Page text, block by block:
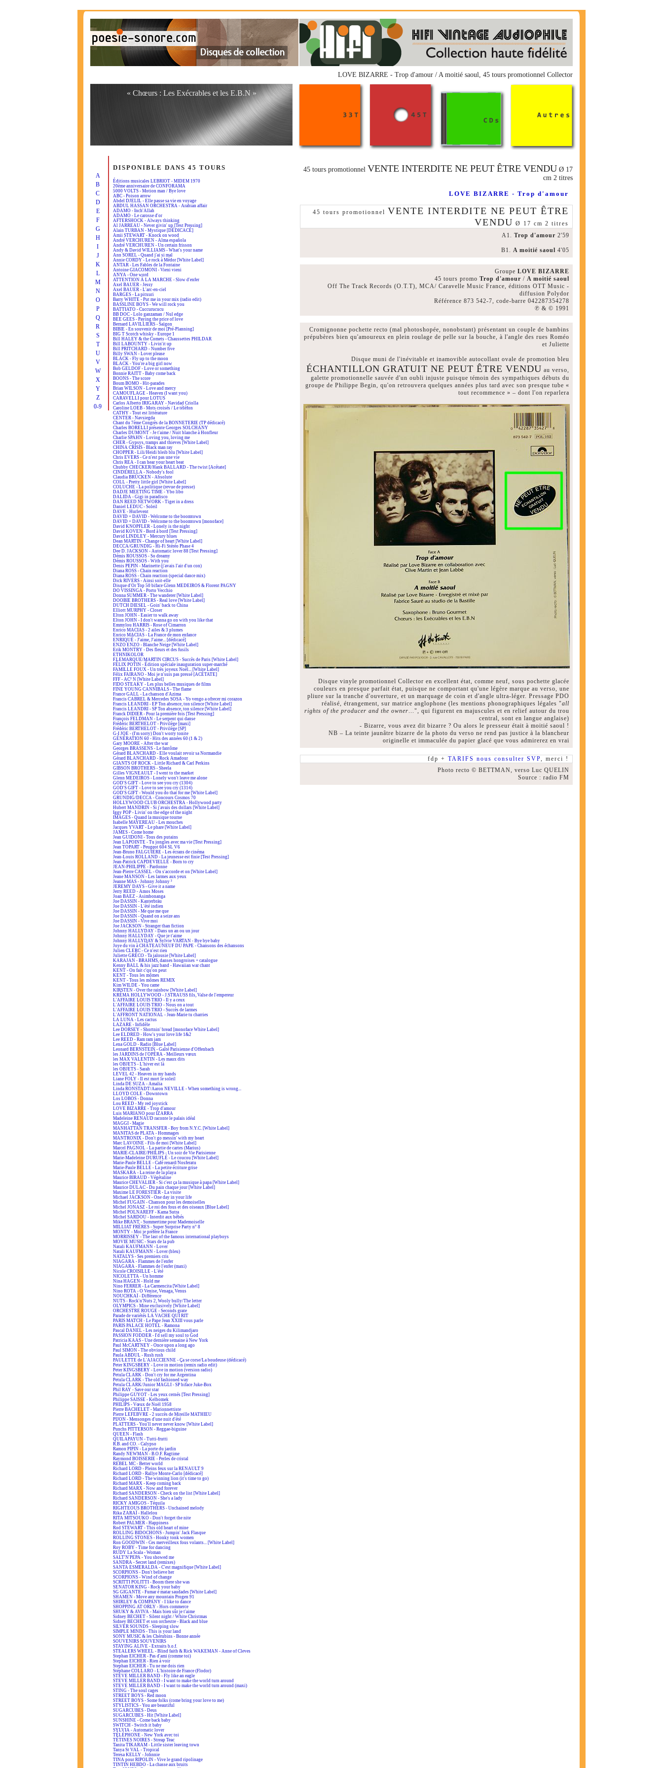
LOVE BIZARRE - Trop d'amour / A moitié saoul, 45 tours promotionnel Collector
« Chœurs : Les Exécrables et les E.B.N »
A
B
C
D
E
F
G
H
I
J
K
L
M
N
O
P
Q
R
S
T
U
V
W
X
Y
Z
0-9
DISPONIBLE DANS 45 TOURS
Éditions musicales LEBRIOT - MIDEM 1970
20ème anniversaire de CONFORAMA
5000 VOLTS - Motion man / Bye love
ABC - Poison arrow
Abdel DJELIL - Elle passe sa vie en voyage
ABDUL HASSAN ORCHESTRA - Arabian affair
ADAMO - Inch'Allah
ADAMO - Le carosse d'or
AFTERSHOCK - Always thinking
Al JARREAU - Never givin' up [Test Pressing]
Alain TURBAN - Mystique [DÉDICACÉ]
Amii STEWART - Knock on wood
André VERCHUREN - Alma española
André VERCHUREN - Un certain frisson
Andy & David WILLIAMS - What's your name
Ann SOREL - Quand j'ai si mal
Annie CORDY - Le rock à Médor [White Label]
ANTAR - Les Fables de la Fontaine
Antoine GIACOMONI - Vieni vieni
ANYA - One word
ATTENTION À LA MARCHE - Slow d'enfer
Axel BAUER - Jessy
Axel BAUER - L'arc-en-ciel
BARGES - La pitxuri
Barry WHITE - Put me in your mix (radio edit)
BASSLINE BOYS - We will rock you
BATTIATO - Cuccurucucu
BB DOC - Lolo ganzaman / Nul edge
BEE GEES - Paying the price of love
Bernard LAVILLIERS - Saïgon
BIBIE - En souvenir de moi [Pré-Planning]
BIG T Scotch whisky - Europe 1
Bill HALEY & the Comets - Chaussettes PHILDAR
Bill LABOUNTY - Livin'it up
Bill PRITCHARD - Number five
Billy SWAN - Lover please
BLACK - Fly up to the moon
BLACK - You're a big girl now
Bob GELDOF - Love or something
Bonnie RAITT - Baby come back
BOONS - The score
Boum BOMO - Hit-parades
Brian WILSON - Love and mercy
CAMOUFLAGE - Heaven (I want you)
CARAVELLI pour LOTUS
Carlos Alberto IRIGARAY - Navidad Criolla
Caroline LOEB - Mots croisés / Le téléfon
CATHY - Tout est littérature
CENTER - Navsiegda
Chant du 7ème Congrès de la BONNETERIE (TP dédicacé)
Charles BORELLI présente Georges SOLCHANY
Charles DUMONT - Je t'aime / Nuit blanche à Honfleur
Charlie SPAHN - Loving you, loving me
CHER - Gypsys, tramps and thieves [White Label]
CHINA CRISIS - Black man ray
CHOPPER - Lili/Heidi bleib blu [White Label]
Chris EVERS - Ce n'est pas une vie
Chris REA - I can hear your heart beat
Chubby CHECKER/Hank BALLARD - The twist [Acétate]
CINDERELLA - Nobody's fool
Claudia BRÜCKEN - Absolute
COLL - Pretty little girl [White Label]
COLUCHE - La politique (revue de presse)
DADJE MEETING TIME - Ybo libo
DALIDA - Gigi in paradisco
DAN REED NETWORK - Tiger in a dress
Daniel LEDUC - Soleil
DAVE - Hurlevent
DAVID + DAVID - Welcome to the boomtown
DAVID + DAVID - Welcome to the boomtown [monoface]
David KNOPFLER - Lonely is the night
David KOVEN - Bord à bord [Test Pressing]
David LINDLEY - Mercury blues
Dean MARTIN - Change of heart [White Label]
DECCA/GRUNDIG - Hi-Fi Stéréo Phase 4
Dee D. JACKSON - Automatic lover 88 [Test Pressing]
Démis ROUSSOS - So dreamy
Démis ROUSSOS - With you
Denis PEPIN - Marinette (j'avais l'air d'un con)
Diana ROSS - Chain reaction
Diana ROSS - Chain reaction (special dance mix)
Dick RIVERS - Ainsi soit-elle
Disque d'Or Top 50 biface Glenn MEDEIROS & Florent PAGNY
DO VISSINGA - Porto Vecchio
Donna SUMMER - The wanderer [White Label]
DOOBIE BROTHERS - Real love [White Label]
DUTCH DIESEL - Goin' back to China
Elliott MURPHY - Closer
Elton JOHN - Easier to walk away
Elton JOHN - I don't wanna go on with you like that
Emmylou HARRIS - Rose of Cimarron
Enrico MACIAS - 2 ailes & 3 plumes
Enrico MACIAS - La France de mon enfance
ENRIQUÉ - J'aime, J'aime... [dédicacé]
ENZO ENZO - Blanche Neige [White Label]
Erik MONTRY - Des fleurs et des fusils
ETHNIKOLOR
F.LEMARQUE/MARTIN CIRCUS - Succès de Paris [White Label]
FÉLIX POTIN - Édition spéciale inauguration super-marché
FAMILLE FOUX - Un très joyeux Noël... [White Label]
Félix FAIRANO - Moi je n'suis pas pressé [ACÉTATE]
FFF - AC² N [White Label]
FIDO STEAKY - Les plus belles musiques de films
FINE YOUNG CANNIBALS - The flame
France GALL - La chanson d'Azima
Francis CABREL & Mercedes SOSA - Yo vengo a ofrecer mi corazon
Francis LEANDRI - EP Ton absence, ton silence [White Label]
Francis LEANDRI - SP Ton absence, ton silence [White Label]
Franck DIDIER - Pour la première fois [Test Pressing]
François FELDMAN - Le serpent qui danse
Frédéric BERTHELOT - Privilège [maxi]
Frédéric BERTHELOT - Privilège [SP]
G-I JOE - (I'm sorry) Don't worry tonite
GÉNÉRATION 60 - Hits des années 60 (1 & 2)
Gary MOORE - After the war
Georges BRASSENS - Le fantôme
Gérard BLANCHARD - Elle voulait revoir sa Normandie
Gérard BLANCHARD - Rock Amadour
GIANTS OF ROCK - Little Richard & Carl Perkins
GIBSON BROTHERS - Sheela
Gilles VIGNEAULT - I went to the market
Glenn MEDEIROS - Lonely won't leave me alone
GOD'S GIFT - Love to see you cry (1304)
GOD'S GIFT - Love to see you cry (1314)
GOD'S GIFT - Would you do that for me [White Label]
GRUNDIG/DECCA - Concours Cosmos 70
HOLLYWOOD CLUB ORCHESTRA - Hollywood party
Hubert MANDRIN - Si j'avais des dollars [White Label]
Iggy POP - Livin' on the edge of the night
IMAGES - Quand la musique tourne
Isabelle MAYEREAU - Les mouches
Jacques YVART - Le phare [White Label]
JAMES - Come home
Jean GUIDONI - Tous des putains
Jean LAPOINTE - Tu jongles avec ma vie [Test Pressing]
Jean TOPART - Peugeot 604 SL V6
Jean-Bruno FALGUIÈRE - Les écrans de cinéma
Jean-Louis ROLLAND - La jeunesse est finie [Test Pressing]
Jean-Patrick CAPDEVIELLE - Born to cry
JEAN-PHILIPPE - Pardonne
Jean-Pierre CASSEL - On s'accorde et on [White Label]
Jeane MANSON - Les larmes aux yeux
Jeanne MAS - Johnny Johnny ²
JEREMY DAYS - Give it a name
Jerry REED - Amos Moses
Joan BAEZ - Asimbonanga
Joe DASSIN - Kanterbräu
Joe DASSIN - L'été indien
Joe DASSIN - Me que me que
Joe DASSIN - Quand on a seize ans
Joe DASSIN - Vive moi
Joe JACKSON - Stranger than fiction
Johnny HALLYDAY - Dans un an ou un jour
Johnny HALLYDAY - Que je t'aime
Johnny HALLYDAY & Sylvie VARTAN - Bye bye baby
Joye du vin à CHÂTEAUNEUF DU PAPE - Chansons des échansons
Julien CLERC - Ce n'est rien
Juliette GRÉCO - Ta jalousie [White Label]
KARAJAN - BRAHMS, danses hongroises + catalogue
Kenny BALL & his jazz band - Hawaiian war chant
KENT - On fait c'qu'on peut
KENT - Tous les mômes
KENT - Tous les mômes REMIX
Kim WILDE - You came
KIRSTEN - Over the rainbow [White Label]
KRÉMA HOLLYWOOD - J.STRAUSS fils, Valse de l'empereur
L'AFFAIRE LOUIS TRIO - Il y a ceux
L'AFFAIRE LOUIS TRIO - Nous on a tout
L'AFFAIRE LOUIS TRIO - Succès de larmes
L'AFFRONT NATIONAL - Jean-Marie tu charries
LA LUNA - Les cactus
LAZARE - Infidèle
Lee DORSEY - Shortnin' bread [monoface White Label]
Lee ELDRED - How's your love life 1&2
Lee REED - Ram ram jam
Lena GOLD - Radio [Blue Label]
Leonard BERNSTEIN - Gaîté Parisienne d'Offenbach
les JARDINS de l'OPÉRA - Meilleurs vœux
les MAX VALENTIN - Les maux dits
les OBJETS - L'hiver est là
les OBJETS - Sarah
LEVEL 42 - Heaven in my hands
Liane FOLY - Il est mort le soleil
Linda DE SUZA - Amalia
Linda RONSTADT/Aaron NEVILLE - When something is wrong...
LLOYD COLE - Downtown
Los LOBOS - Donna
Lou REED - My red joystick
LOVE BIZARRE - Trop d'amour
Luis MARIANO pour IZARRA
Madeleine RENAUD raconte le palais idéal
MAGGI - Magie
MANHATTAN TRANSFER - Boy from N.Y.C. [White Label]
MANITAS de PLATA - Hommages
MANTRONIX - Don't go messin' with my heart
Marc LAVOINE - Fils de moi [White Label]
Marcel PAGNOL - La partie de cartes (Marius)
MARIE-CLAIRE/PHILIPS - Un soir de Vie Parisienne
Marie-Madeleine DURUFLÉ - Le coucou [White Label]
Marie-Paule BELLE - Café renard/Nosferatu
Marie-Paule BELLE - La petite écriture grise
MASKARA - La reine de la playa
Maurice BIRAUD - Végétaline
Maurice CHEVALIER - Si c'est ça la musique à papa [White Label]
Maurice DULAC - Du pain chaque jour [White Label]
Maxime LE FORESTIER - La visite
Michael JACKSON - One day in your life
Michel FUGAIN - Chanson pour les demoiselles
Michel JONASZ - Le roi des fous et des oiseaux [Blue Label]
Michel POLNAREFF - Kama Sutra
Michel SARDOU - Interdit aux bébés
Mike BRANT - Summertime pour Mademoiselle
MILLIAT FRÈRES - Super Surprise Party n° 8
MONTY - Moi je préfère la France
MORRISSEY - The last of the famous international playboys
MOVIE MUSIC - Stars de la pub
Natali KAUFMANN - Lover
Natali KAUFMANN - Lover (bleu)
NATALYS - Ses premiers cris
NIAGARA - Flammes de l'enfer
NIAGARA - Flammes de l'enfer (maxi)
Nicole CROISILLE - L'été
NICOLETTA - Un homme
Nina HAGEN - Hold me
Nino FERRER - La Carmencita [White Label]
Nino ROTA - O Venise, Venaga, Venus
NOUCHKAÏ - Différence
NUTS - Rock'n'Nuts 2, Wooly bully/The letter
OLYMPICS - Mine exclusively [White Label]
ORCHESTRE ROUGE - Seconds grate
Parade de variétés LA VACHE QUI RIT
PARIS MATCH - Le Pape Jean XXIII vous parle
PARIS PALACE HOTEL - Ramona
Pascal DANEL - Les neiges du Kilimandjaro
PASSION FODDER - I'd sell my soul to God
Patricia KAAS - Une dernière semaine à New York
Paul McCARTNEY - Once upon a long ago
Paul SIMON - The obvious child
Paula ABDUL - Rush rush
PAULETTE de L'AJACCIENNE - Ça se corse/La boudeuse (dédicacé)
Peter KINGSBERY - Love in motion (remix radio edit)
Peter KINGSBERY - Love in motion (version radio)
Petula CLARK - Don't cry for me Argentina
Petula CLARK - The old fashioned way
Petula CLARK/Junior MAGLI - SP biface Juke-Box
Phil RAY - Save our star
Philippe GUYOT - Les yeux cernés [Test Pressing]
Philippe SAISSE - Kelbomek
PHILIPS - Vœux de Noël 1958
Pierre BACHELET - Marionnettiste
Pierre LEFEBVRE - 2 succès de Mireille MATHIEU
PIJON - Mensonges d'une nuit d'été
PLATTERS - You'll never never know [White Label]
Punchs PITTERSON - Reggae-biguine
QUEEN - Flash
QUILAPAYUN - Tutti-frutti
R.B. and CO. - Calypso
Ramon PIPIN - La porte du jardin
Randy NEWMAN - B.O.F. Ragtime
Raymond BOISSERIE - Perles de cristal
REBEL MC - Better world
Richard LORD - Pleins feux sur la RENAULT 9
Richard LORD - Rallye Monte-Carlo [dédicacé]
Richard LORD - The winning lion (it's time to go)
Richard MARX - Keep coming back
Richard MARX - Now and forever
Richard SANDERSON - Check on the list [White Label]
Richard SANDERSON - She's a lady
RICKY AMIGOS - Téquila
RIGHTEOUS BROTHERS - Unchained melody
Rika ZARAÏ - Hallelou
RITA MITSOUKO - Don't forget the nite
Robert PALMER - Happiness
Rod STEWART - This old heart of mine
ROLLING BIDOCHONS - Jumpin' Jack Flasque
ROLLING STONES - Honky tonk women
Ron GOODWIN - Ces merveilleux fous volants... [White Label]
Roy ROBY - Time for dancing
RUDY La Scala - Woman
SALT'N'PEPA - You showed me
SANDRA - Secret land (remixes)
SANTA ESMERALDA - C'est magnifique [White Label]
SCORPIONS - Don't believe her
SCORPIONS - Wind of change
SCRITTI POLITTI - Boom there she was
SENATOR KING - Rock your baby
SG GIGANTE - Fumar é matar saudades [White Label]
SHAMEN - Move any mountain Progen 91
SHIRLEY & COMPANY - I like to dance
SHOPPING AT ORLY - Hors commerce
SHUKY & AVIVA - Mais bien sûr je t'aime
Sidney BECHET - Silent night / White Christmas
Sidney BECHET et son orchestre - Black and blue
SILVER SOUNDS - Sleeping slow
SIMPLE MINDS - This is your land
SONY MUSIC & les Chérubins - Bonne année
SOUVENIRS SOUVENIRS
STAYING ALIVE - Extraits b.o.f.
STEALERS WHEEL - Blind faith & Rick WAKEMAN - Anne of Cleves
Stephan EICHER - Pas d'ami (comme toi)
Stephan EICHER - Rien à voir
Stephan EICHER - Tu ne me dois rien
Stéphane COLLARO - L'histoire de France (Flodor)
STEVE MILLER BAND - Fly like an eagle
STEVE MILLER BAND - I want to make the world turn around
STEVE MILLER BAND - I want to make the world turn around (maxi)
STING - The soul cages
STREET BOYS - Red moon
STREET BOYS - Some folks (come bring your love to me)
STYLISTICS - You are beautiful
SUGARCUBES - Deus
SUGARCUBES - Hit [White Label]
SUNSHINE - Come back baby
SWITCH - Switch it baby
SYLVIA - Automatic lover
TÉLÉPHONE - New York avec toi
TÉTINES NOIRES - Streap Teac
Tanita TIKARAM - Little sister leaving town
Tanya St VAL - Tropical
Teresa KELLY - Johnnie
TINA pour RIPOLIN - Vive le grand ripolinage
TINTIN HEBDO - La chasse aux bruits
45 tours promotionnel VENTE INTERDITE NE PEUT ÊTRE VENDU Ø 17
cm 2 titres
LOVE BIZARRE - Trop d'amour
45 tours promotionnel VENTE INTERDITE NE PEUT ÊTRE
VENDU Ø 17 cm 2 titres
A1. Trop d'amour 2'59
B1. A moitié saoul 4'05
Groupe LOVE BIZARRE
45 tours promo Trop d'amour / A moitié saoul
Off The Track Records (O.T.T), MCA/ Caravelle Music France, éditions OTT Music -
diffusion Polydor
Référence 873 542-7, code-barre 042287354278
℗ & © 1991
Cromignonne pochette recto (mal photoshopée, nonobstant) présentant un couple de bambins
prépubères bien qu'amoureux en plein roulage de pelle sur la bouche, à l'angle des rues Roméo
et Juliette
Disque muni de l'inévitable et inamovible autocollant ovale de promotion bleu
ÉCHANTILLON GRATUIT NE PEUT ÊTRE VENDU au verso,
galette promotionnelle sauvée d'un oubli injuste puisque témoin des sympathiques débuts du
groupe de Philippe Begin, qu'on retrouvera quelques années plus tard avec son presque tube «
tout recommence » – dont l'on reparlera
Disque vinyle promotionnel Collector en excellent état, comme neuf, sous pochette glacée
couleurs en presque parfait état, puisque ne comportant qu'une légère marque au verso, une
pliure sur la tranche d'ouverture, et un marquage de coin et d'angle ultra-léger. Pressage PDO
réalisé, étrangement, sur matrice anglophone (les mentions phonographiques légales "all
rights of the producer and the owner...", qui figurent en majuscules et en relief autour du trou
central, sont en langue anglaise)
- Bizarre, vous avez dit bizarre ? Ou alors le presseur était à moitié saoul !
NB – La teinte jaunâtre bizarre de la photo du verso ne rend pas justice à la blancheur
originelle et immaculée du papier glacé que vous admirerez en vrai
fdp + TARIFS nous consulter SVP, merci !
Photo recto © BETTMAN, verso Luc QUELIN
Source : radio FM